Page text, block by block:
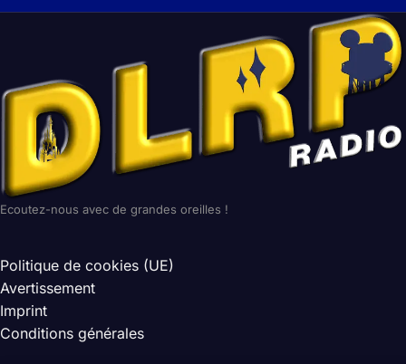
Ecoutez-nous avec de grandes oreilles !
Politique de cookies (UE)
Avertissement
Imprint
Conditions générales